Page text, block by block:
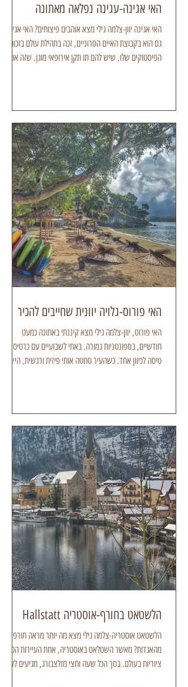
האי אגינה-עגינה נפלאה מאתונה
האי אגינה יוון-צלמה גילי מצא אוהבים פיצוחים? האי אגינה,
גם הוא בקבוצת האיים הסרוניים, זכה בתהילת עולם בזכות
הפיסטוקים שלו, שיש להם תו תקן אירופאי מוגן. שזה אומר
ספטמבר, סוף עונת קטיף הפיסטוק, שנחגגת בפסטיבל
ססגוני עם טעימות, הדגמות, סדנאות, מופעים, תהלוכות.
חגיגה שמתמצתת את ההווי הגסטרונומי-תרבותי של האי האי
אגינה יוון-צ
האי פורוס-גלויה יוונית שחייבים להכיר
האי פורוס, יוון-צלמה גילי מצא קיננתי באתונה כמעט
חודשיים, בספונטניות גמורה. באתי לשבועיים עם כרטיס
טיסה לכיוון אחד. כשהעיר סחטה אותי פיזית ורגשית, הייתי
איים:אגינה (Aegina), פורוס (Poros) הידרה
(Hydra),ספצס (Spetses) אגיסטרי (Agistri) וגם
מתאנה-שהוא חצי אי האי פורוס, יוון-צלמה גילי מצא קצת
רקע פורוס ידועה בשקדים המצטיינים שלה
הלשטאט בחורף-אוסטריה Hallstatt
הלשטאט אוסטריה-צלמה גילי מצא מה יותר מראה חורפי
מהאגדות? מאשר השטלאט באוסטריה, אחת העיירות הכי
ציוריות בעולם. בסך הכל שעה וחצי מזלצבורג, מגיעים לאגם